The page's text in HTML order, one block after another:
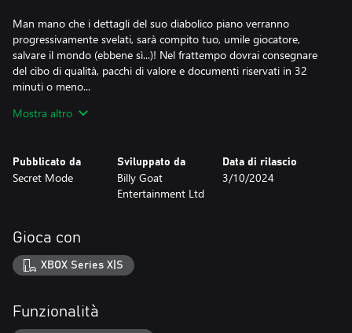
Man mano che i dettagli del suo diabolico piano verranno
progressivamente svelati, sarà compito tuo, umile giocatore,
salvare il mondo (ebbene sì...)! Nel frattempo dovrai consegnare
del cibo di qualità, pacchi di valore e documenti riservati in 32
minuti o meno...
Esplora una città colorata dal look stilizzato
della città antica, passando per i canali del distretto industriale
fino agli imponenti grattacieli del distretto finanziario. Cerca
dappertutto nuovi percorsi e scorciatoie per diventare il rider più
A ciclo continuo
Preparati a balzare dalle rampe dei tetti, scivolare sotto veicoli
imponenti, sfidare la gravità pedalando sui muri e saltare su
riempire il tuo indicatore, poi accelera al massimo e scatta in
Mostra altro
Pubblicato da
Secret Mode
Sviluppato da
Billy Goat
Entertainment Ltd
Data di rilascio
3/10/2024
Gioca con
XBOX Series X|S
Funzionalità